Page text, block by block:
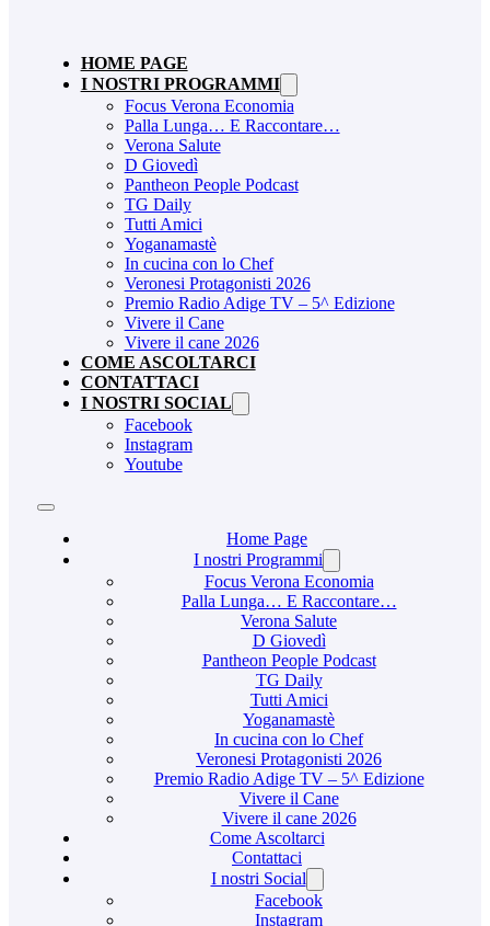
HOME PAGE
I NOSTRI PROGRAMMI
Focus Verona Economia
Palla Lunga… E Raccontare…
Verona Salute
D Giovedì
Pantheon People Podcast
TG Daily
Tutti Amici
Yoganamastè
In cucina con lo Chef
Veronesi Protagonisti 2026
Premio Radio Adige TV – 5^ Edizione
Vivere il Cane
Vivere il cane 2026
COME ASCOLTARCI
CONTATTACI
I NOSTRI SOCIAL
Facebook
Instagram
Youtube
Home Page
I nostri Programmi
Focus Verona Economia
Palla Lunga… E Raccontare…
Verona Salute
D Giovedì
Pantheon People Podcast
TG Daily
Tutti Amici
Yoganamastè
In cucina con lo Chef
Veronesi Protagonisti 2026
Premio Radio Adige TV – 5^ Edizione
Vivere il Cane
Vivere il cane 2026
Come Ascoltarci
Contattaci
I nostri Social
Facebook
Instagram